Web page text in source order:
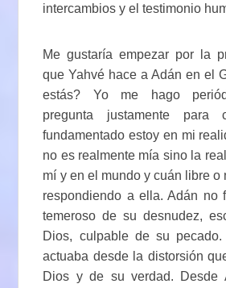
intercambios y el testimonio
Me gustaría empezar por la
que Yahvé hace a Adán en el
estás? Yo me hago
pregunta justamente para
fundamentado estoy en mi
no es realmente mía sino la
mí y en el mundo y cuán libre o
respondiendo a ella. Adán no
temeroso de su desnudez,
Dios, culpable de su
actuaba desde la distorsión
Dios y de su verdad. Desde